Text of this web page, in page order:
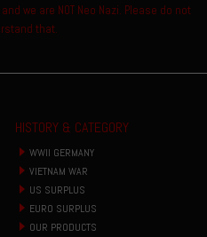
we are NOT Neo Nazi. Please do not
that.
HISTORY & CATEGORY
WWII GERMANY
VIETNAM WAR
US SURPLUS
EURO SURPLUS
OUR PRODUCTS